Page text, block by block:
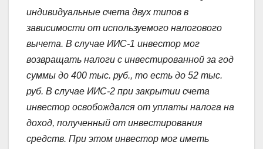
индивидуальные счета двух типов в
зависимости от используемого налогового
вычета. В случае ИИС-1 инвестор мог
возвращать налоги с инвестированной за год
суммы до 400 тыс. руб., то есть до 52 тыс.
руб. В случае ИИС-2 при закрытии счета
инвестор освобождался от уплаты налога на
доход, полученный от инвестирования
средств. При этом инвестор мог иметь